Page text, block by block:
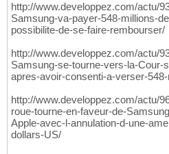
http://www.developpez.com/actu/
Samsung-va-payer-548-millions-
possibilite-de-se-faire-rembourser/
http://www.developpez.com/actu/
Samsung-se-tourne-vers-la-Cour-
apres-avoir-consenti-a-verser-
http://www.developpez.com/actu/
roue-tourne-en-faveur-de-
Apple-avec-l-annulation-d-une-
dollars-US/